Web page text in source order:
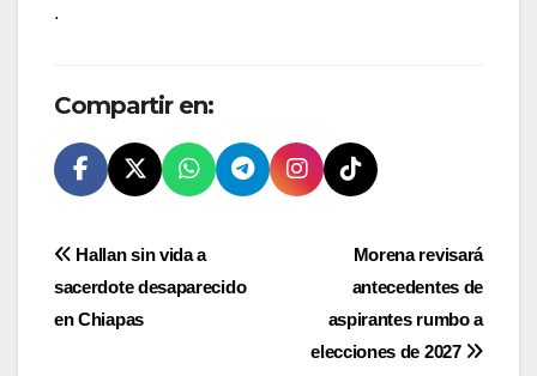
.
Compartir en:
Navegación
de
Morena revisará
antecedentes de
aspirantes rumbo a
elecciones de 2027
Hallan sin vida a
sacerdote desaparecido
en Chiapas